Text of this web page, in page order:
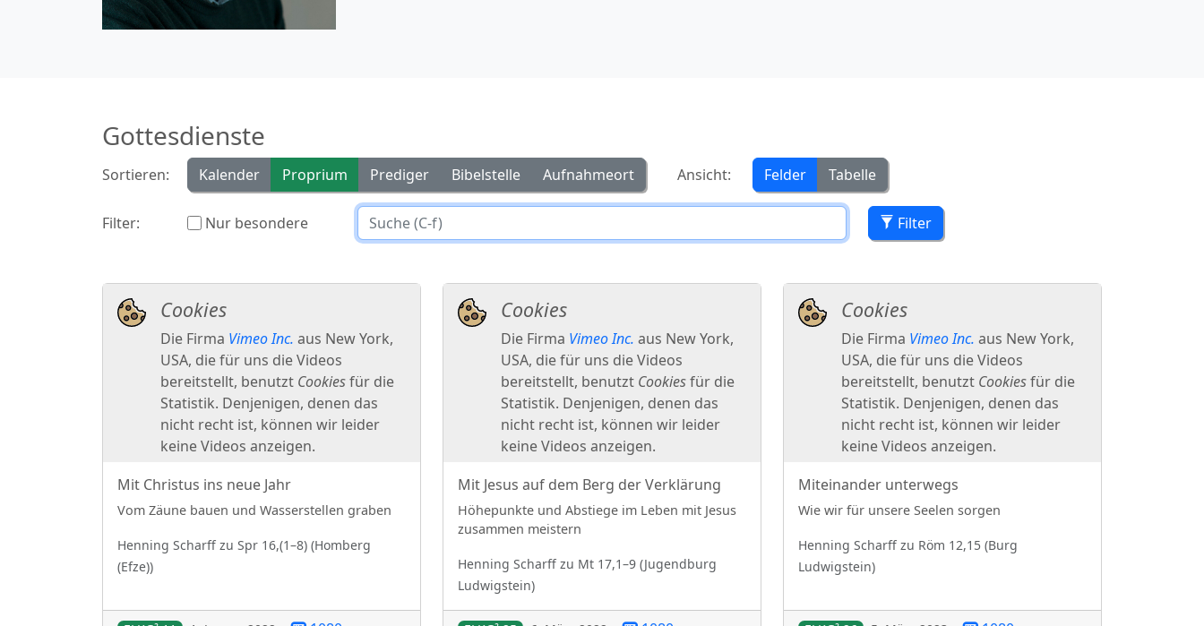
Gottesdienste
Sortieren: Kalender Proprium Prediger Bibelstelle Aufnahmeort Ansicht: Felder Tabelle
Filter: Nur besondere Filter
Mit Christus ins neue Jahr
Vom Zäune bauen und Wasserstellen graben
Henning Scharff zu Spr 16,(1–8) (Homberg
(Efze))
Mit Jesus auf dem Berg der Verklärung
Höhepunkte und Abstiege im Leben mit Jesus
zusammen meistern
Henning Scharff zu Mt 17,1–9 (Jugendburg
Ludwigstein)
Miteinander unterwegs
Wie wir für unsere Seelen sorgen
Henning Scharff zu Röm 12,15 (Burg
Ludwigstein)